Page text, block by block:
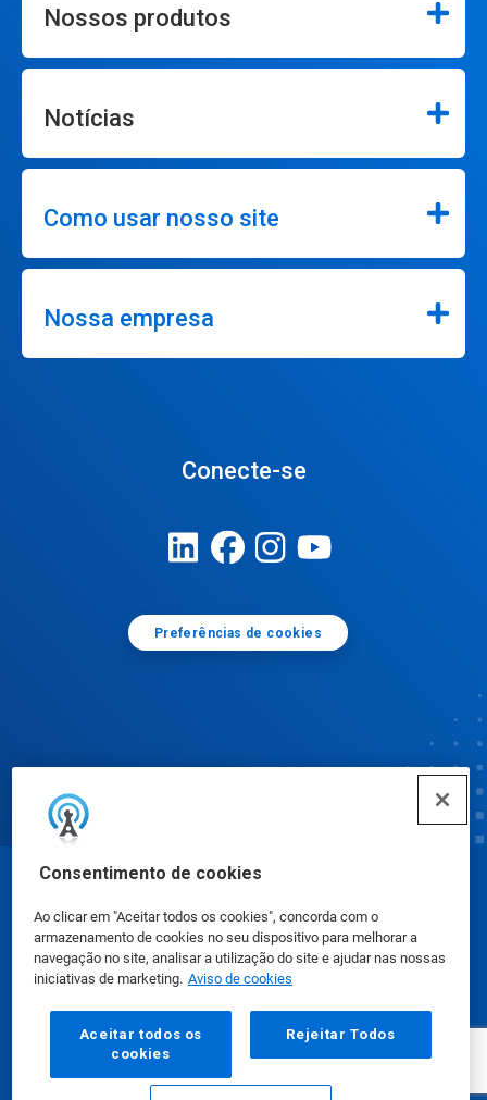
Consentimento de cookies
Ao clicar em "Aceitar todos os cookies", concorda com o
armazenamento de cookies no seu dispositivo para melhorar a
navegação no site, analisar a utilização do site e ajudar nas nossas
iniciativas de marketing. Aviso de cookies
Aceitar todos os
cookies
Rejeitar Todos
Nossos produtos
Notícias
Como usar nosso site
Nossa empresa
Conecte-se
Preferências de cookies
Fichas de Informação de Segurança de Produtos
Químicos|Política de Privacidade